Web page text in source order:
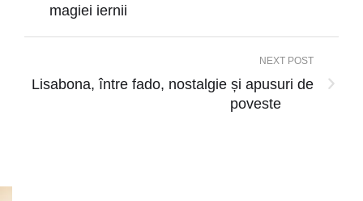
magiei iernii
NEXT POST
Lisabona, între fado, nostalgie și apusuri de
poveste